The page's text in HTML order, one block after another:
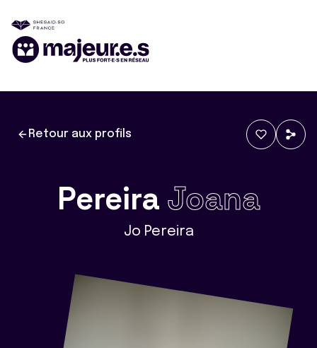
Retour aux profils
Pereira Joana
Jo Pereira